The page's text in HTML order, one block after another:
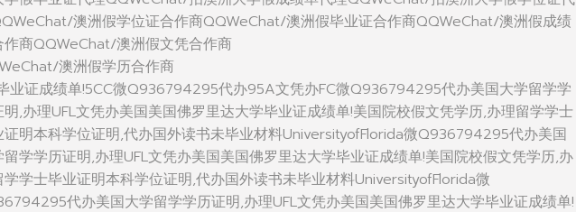
澳洲假学位证合作商QQWeChat/澳洲假毕业证合作商QQWeChat/澳洲假成绩
作商QQWeChat/澳洲假文凭合作商
澳洲假学历合作商
业证成绩单!5CC微Q936794295代办95A文凭办FC微Q936794295代办美国大学留学学
明,办理UFL文凭办美国美国佛罗里达大学毕业证成绩单!美国院校假文凭学历,办理留学学士
证明本科学位证明,代办国外读书未毕业材料UniversityofFlorida微Q936794295代办美国
留学学历证明,办理UFL文凭办美国美国佛罗里达大学毕业证成绩单!美国院校假文凭学历,办
学学士毕业证明本科学位证明,代办国外读书未毕业材料UniversityofFlorida微
代办美国大学留学学历证明,办理UFL文凭办美国美国佛罗里达大学毕业证成绩单!